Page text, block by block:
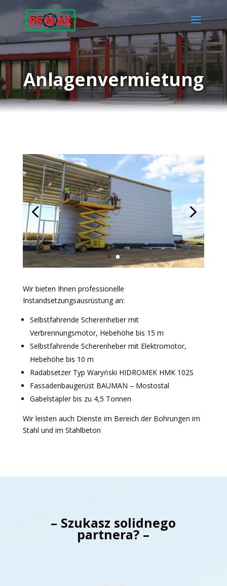
Anlagenvermietung
Wir bieten Ihnen professionelle
Instandsetzungsausrüstung an:
Selbstfahrende Scherenheber mit
Verbrennungsmotor, Hebehöhe bis 15 m
Selbstfahrende Scherenheber mit Elektromotor,
Hebehöhe bis 10 m
Radabsetzer Typ Waryński HIDROMEK HMK 102S
Fassadenbaugerüst BAUMAN – Mostostal
Gabelstapler bis zu 4,5 Tonnen
Wir leisten auch Dienste im Bereich der Bohrungen im
Stahl und im Stahlbeton
– Szukasz solidnego
partnera? –